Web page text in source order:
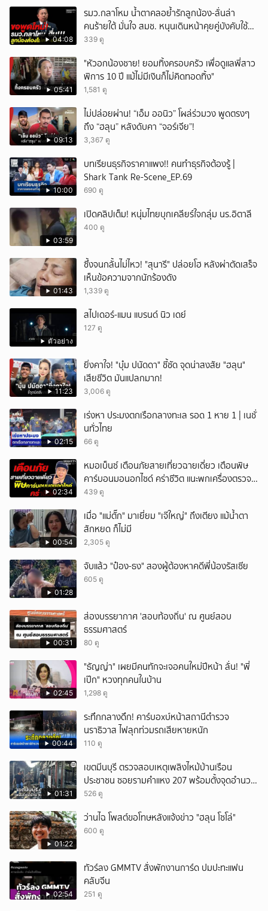
04:08
รมว.กลาโหม น้ำตาคลอย้ำรักลูกน้อง-ลั่นล่า
คนร้ายใต้ มั่นใจ สมช. หนุนเดินหน้าคุยคู่บังคับใช้
กฎหมาย
339 ดู
05:41
"หัวอกน้องชาย! ยอมทิ้งครอบครัว เพื่อดูแลพี่สาว
พิการ 10 ปี แม้ไม่มีเงินก็ไม่คิดทอดทิ้ง"
1,581 ดู
09:13
ไม่ปล่อยผ่าน! “เอ็ม ออนิว” โผล่ร่วมวง พูดตรงๆ
ถึง “ฮลุน” หลังดับคา “จอร์เจีย”!
3,367 ดู
10:00
บทเรียนธุรกิจราคาแพง!! คนทำธุรกิจต้องรู้ |
Shark Tank Re-Scene_EP.69
690 ดู
03:59
เปิดคลิปเต็ม! หนุ่มไทยบุกเคลียร์ใจกลุ่ม นร.อิตาลี
400 ดู
01:43
ซึ้งจนกลั้นไม่ไหว! "สุนารี" ปล่อยโฮ หลังผ่าตัดเสร็จ
เห็นข้อความจากนักร้องดัง
1,339 ดู
ตัวอย่าง
สไปเดอร์-แมน แบรนด์ นิว เดย์
127 ดู
11:23
ยิ่งคาใจ! "บุ๋ม ปนัดดา" ชี้ชัด จุดน่าสงสัย "ฮลุน"
เสียชีวิต มันแปลกมาก!
3,006 ดู
02:15
เร่งหา ประมงตกเรือกลางทะเล รอด 1 หาย 1 | เนชั่
นทั่วไทย
66 ดู
02:34
หมอเบ็นซ์ เตือนภัยสายเที่ยวฉายเดี่ยว เตือนพิษ
คาร์บอนมอนอกไซด์ คร่าชีวิต แนะพกเครื่องตรวจ
วัดติดตัว
439 ดู
00:54
เมื่อ "แม่ตั๊ก" มาเยี่ยม "เจ๊ใหญ่" ถึงเตียง แม้น้ำตา
สักหยด ก็ไม่มี
2,305 ดู
01:28
จับแล้ว "ป๋อง-ธง" สองผู้ต้องหาคดีพี่น้องรัสเซีย
605 ดู
00:31
ส่องบรรยากาศ 'สอบท้องถิ่น' ณ ศูนย์สอบ
ธรรมศาสตร์
80 ดู
02:45
"ธัญญ่า" เผยมีคนทักจะเจอคนใหม่ปีหน้า ลั่น! "พี่
เป๊ก" หวงทุกคนในบ้าน
1,298 ดู
00:44
ระทึกกลางดึก! คาร์บอxบ์หน้าสถานีตำรวจ
นราธิวาส ไฟลุกท่วมรถเสียหายหนัก
110 ดู
01:31
เขตมีนบุรี ตรวจสอบเหตุเพลิงไหม้บ้านเรือน
ประชาชน ซอยรามคำแหง 207 พร้อมตั้งจุดอำนวย
การช่วยเหลือ
526 ดู
01:22
ว่านไฉ โพสต์ขอโทษหลังแจ้งข่าว "ฮลุน โซโล่"
600 ดู
02:54
ทัวร์ลง GMMTV สั่งพักงานการ์ด ปมปะทะแฟน
คลับจีน
251 ดู
ยกเลิก